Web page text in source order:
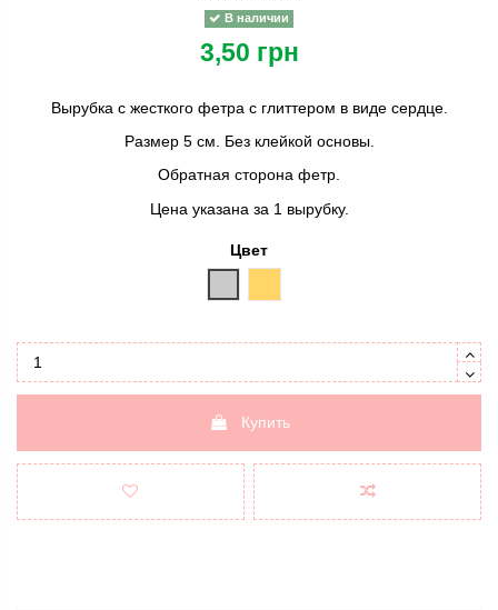
В наличии
3,50 грн
Вырубка с жесткого фетра с глиттером в виде сердце.
Размер 5 см. Без клейкой основы.
Обратная сторона фетр.
Цена указана за 1 вырубку.
Цвет
Купить